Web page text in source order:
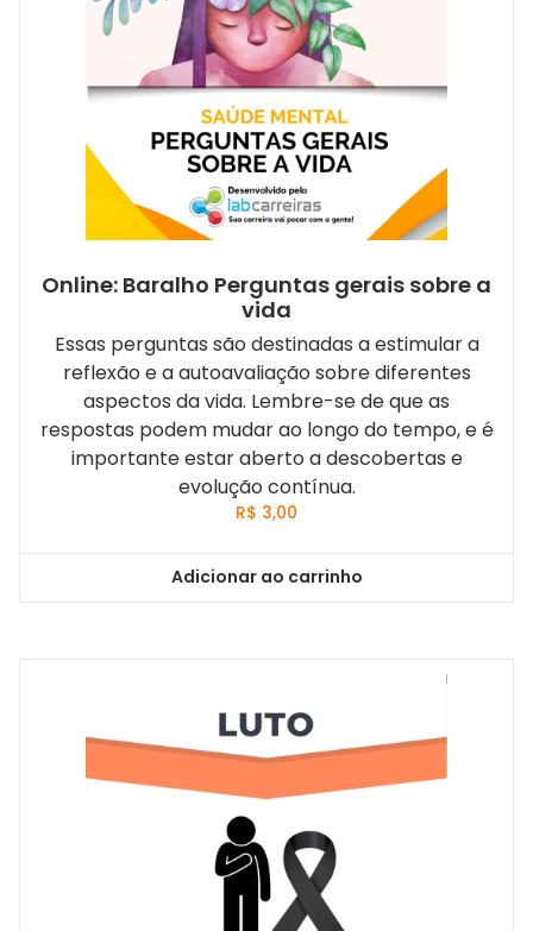
Online: Baralho Perguntas gerais sobre a
vida
Essas perguntas são destinadas a estimular a
reflexão e a autoavaliação sobre diferentes
aspectos da vida. Lembre-se de que as
respostas podem mudar ao longo do tempo, e é
importante estar aberto a descobertas e
evolução contínua.
R$ 3,00
Adicionar ao carrinho